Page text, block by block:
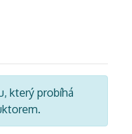
který probíhá